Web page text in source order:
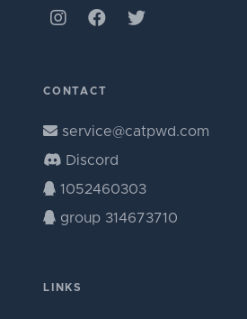
CONTACT
service@catpwd.com
Discord
1052460303
group 314673710
LINKS